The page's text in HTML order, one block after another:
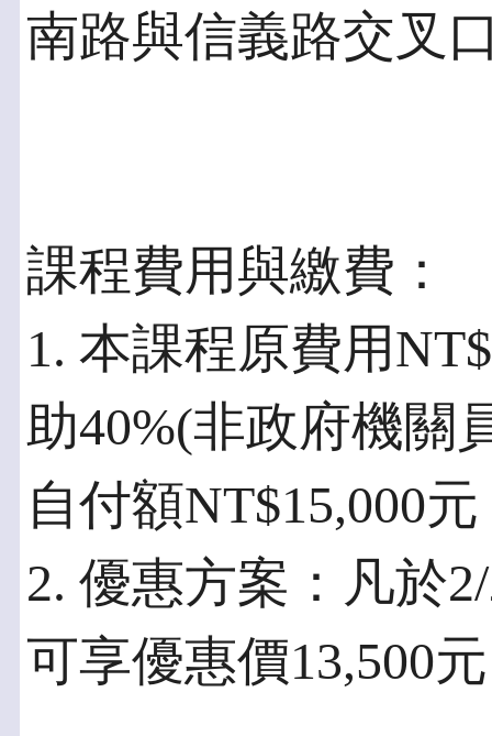
南路與信義路交叉
課程費用與繳費：
1. 本課程原費用
助40%(非政府機關
自付額NT$15,000
2. 優惠方案：凡於
可享優惠價13,500